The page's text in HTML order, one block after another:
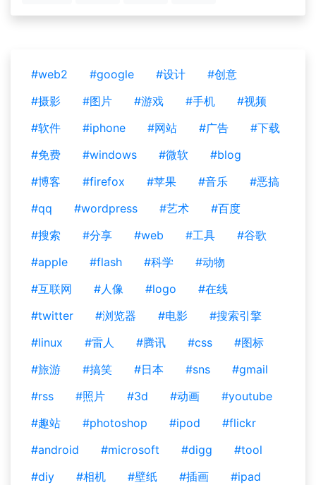
#web2 #google #设计
#创意
#摄影
#图片 #游戏 #手机
#视频
#软件
#iphone #网站 #广告
#下载
#免费
#windows #微软
#blog
#博客
#firefox #苹果 #音乐
#恶搞
#qq
#wordpress #艺术
#百度
#搜索
#分享 #web #工具
#谷歌
#apple
#flash #科学
#动物
#互联网
#人像 #logo
#在线
#twitter
#浏览器 #电影
#搜索引擎
#linux
#雷人 #腾讯 #css
#图标
#旅游
#搞笑 #日本 #sns
#gmail
#rss
#照片 #3d #动画
#youtube
#趣站
#photoshop #ipod
#flickr
#android
#microsoft #digg
#tool
#diy
#相机 #壁纸 #插画
#ipad